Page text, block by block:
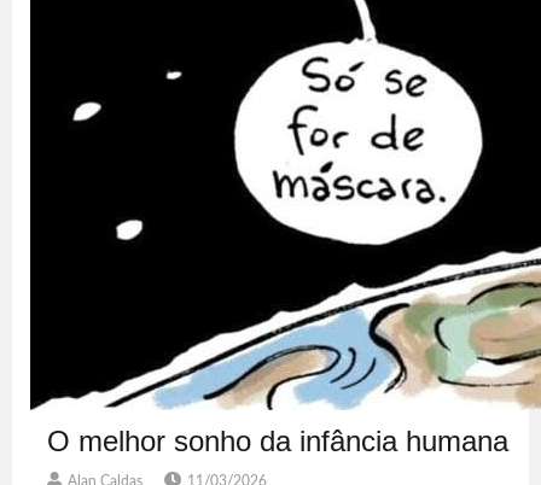
O melhor sonho da infância humana
Alan Caldas 11/03/2026